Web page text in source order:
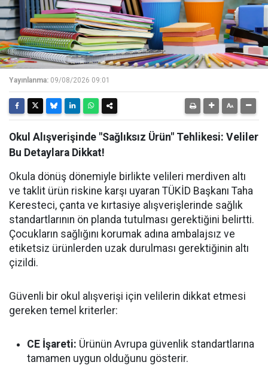
Yayınlanma: 09/08/2026 09:01
Okul Alışverişinde "Sağlıksız Ürün" Tehlikesi: Veliler
Bu Detaylara Dikkat!
Okula dönüş dönemiyle birlikte velileri merdiven altı
ve taklit ürün riskine karşı uyaran TÜKİD Başkanı Taha
Keresteci, çanta ve kırtasiye alışverişlerinde sağlık
standartlarının ön planda tutulması gerektiğini belirtti.
Çocukların sağlığını korumak adına ambalajsız ve
etiketsiz ürünlerden uzak durulması gerektiğinin altı
çizildi.
Güvenli bir okul alışverişi için velilerin dikkat etmesi
gereken temel kriterler:
CE İşareti: Ürünün Avrupa güvenlik standartlarına
tamamen uygun olduğunu gösterir.